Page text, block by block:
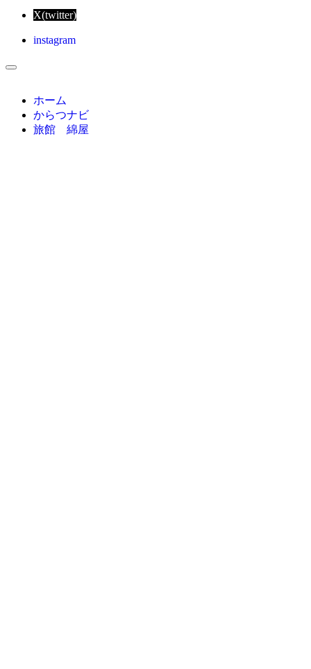
X(twitter)
instagram
ホーム
からつナビ
旅館 綿屋